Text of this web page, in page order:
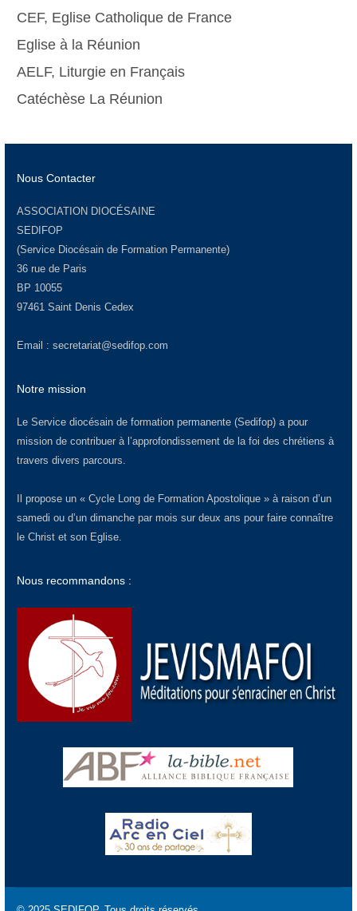
CEF, Eglise Catholique de France
Eglise à la Réunion
AELF, Liturgie en Français
Catéchèse La Réunion
Nous Contacter
ASSOCIATION DIOCÉSAINE
SEDIFOP
(Service Diocésain de Formation Permanente)
36 rue de Paris
BP 10055
97461 Saint Denis Cedex
Email : secretariat@sedifop.com
Notre mission
Le Service diocésain de formation permanente (Sedifop) a pour
mission de contribuer à l’approfondissement de la foi des chrétiens à
travers divers parcours.
Il propose un « Cycle Long de Formation Apostolique » à raison d’un
samedi ou d’un dimanche par mois sur deux ans pour faire connaître
le Christ et son Eglise.
Nous recommandons :